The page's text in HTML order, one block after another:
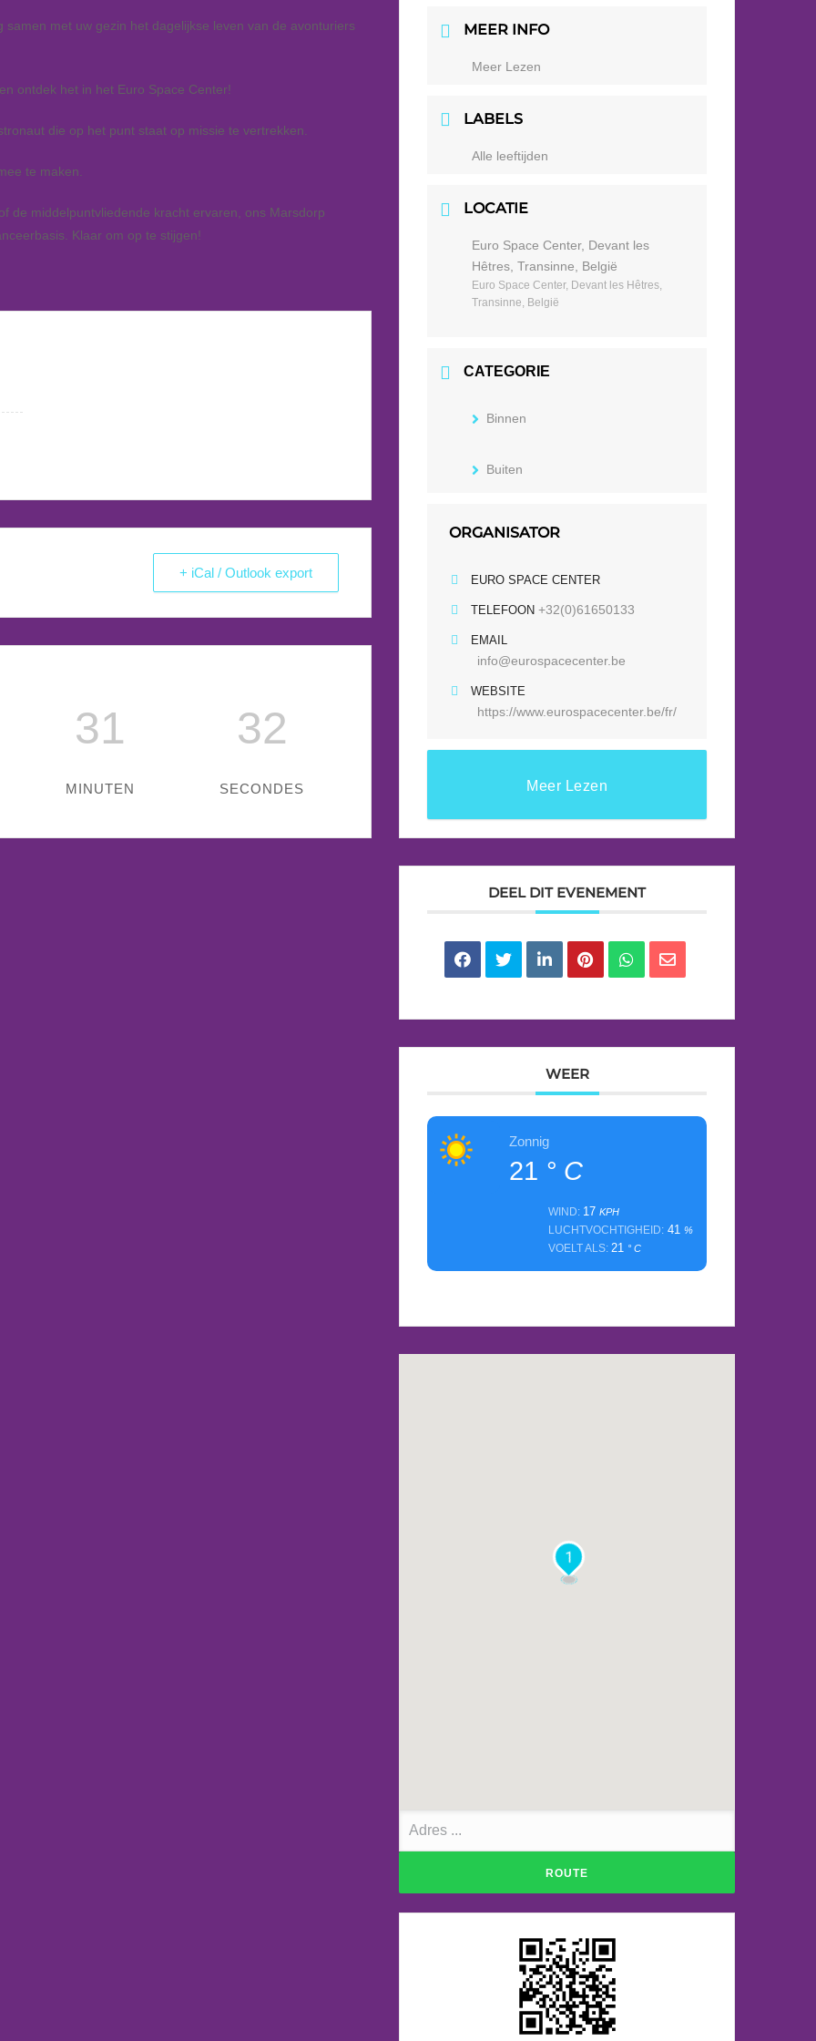
met uw gezin het dagelijkse leven van de avonturiers
ontdek het in het Euro Space Center!
die op het punt staat op missie te vertrekken.
te maken.
de middelpuntvliedende kracht ervaren, ons Marsdorp
Klaar om op te stijgen!
+ iCal / Outlook export
31
MINUTEN
31
SECONDES
MEER INFO
Meer Lezen
LABELS
Alle leeftijden
LOCATIE
Euro Space Center, Devant les
Hêtres, Transinne, België
Euro Space Center, Devant les Hêtres,
Transinne, België
CATEGORIE
Binnen
Buiten
ORGANISATOR
EURO SPACE CENTER
TELEFOON +32(0)61650133
EMAIL
info@eurospacecenter.be
WEBSITE
https://www.eurospacecenter.be/fr/
Meer Lezen
DEEL DIT EVENEMENT
WEER
Zonnig
21 ° C
WIND: 17 KPH
LUCHTVOCHTIGHEID: 41 %
VOELT ALS:21 ° C
1